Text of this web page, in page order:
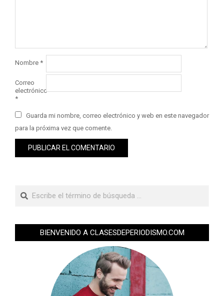
Nombre *
Correo
electrónico
*
Guarda mi nombre, correo electrónico y web en este navegador
para la próxima vez que comente.
BIENVENIDO A CLASESDEPERIODISMO.COM